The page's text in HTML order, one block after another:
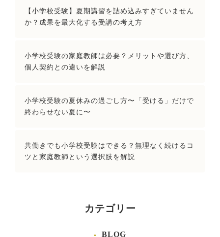
【小学校受験】夏期講習を詰め込みすぎていません
か？成果を最大化する受講の考え方
小学校受験の家庭教師は必要？メリットや選び方、
個人契約との違いを解説
小学校受験の夏休みの過ごし方〜「受ける」だけで
終わらせない夏に〜
共働きでも小学校受験はできる？無理なく続けるコ
ツと家庭教師という選択肢を解説
カテゴリー
BLOG